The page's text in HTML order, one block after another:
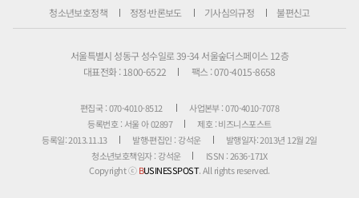
청소년보호정책 정정·반론보도 기사심의규정 불편신고
서울특별시 성동구 성수일로 39-34 서울숲더스페이스 12층
대표전화 : 1800-6522
팩스 : 070-4015-8658
편집국 : 070-4010-8512
사업본부 : 070-4010-7078
등록번호 : 서울 아 02897
제호 : 비즈니스포스트
등록일: 2013.11.13
발행·편집인 : 강석운
발행일자: 2013년 12월 2일
청소년보호책임자 : 강석운
ISSN : 2636-171X
Copyright ⓒBUSINESSPOST. All rights reserved.